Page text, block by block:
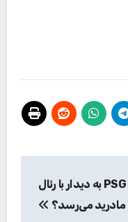
ستاره PSG به دیدار با رئال
مادرید می‌رسد؟